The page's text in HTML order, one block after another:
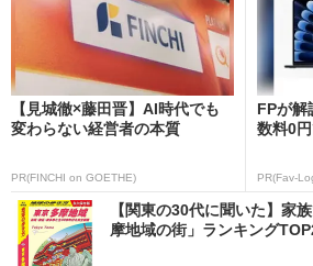
【見城徹×藤田晋】AI時代でも
変わらない経営者の本質
PR(FINCHI on GOETHE)
FPが
数料0
PR(Fav-
【関東の30代に聞いた】家
摩地域の街」ランキング